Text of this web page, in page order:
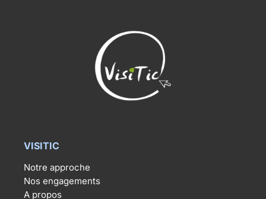
VISITIC
Notre approche
Nos engagements
A propos